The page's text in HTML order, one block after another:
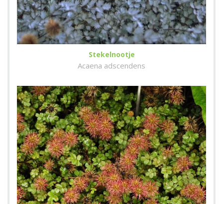
Stekelnootje
Acaena adscendens